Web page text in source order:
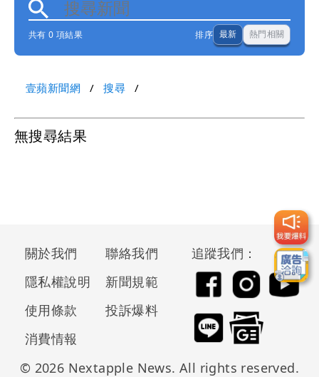
共有 0 項結果 排序 最新 熱門相關
壹蘋新聞網 搜尋
無搜尋結果
關於我們
聯絡我們
隱私權說明
新聞規範
使用條款
投訴爆料
消費情報
追蹤我們：
© 2026 Nextapple News. All rights reserved.